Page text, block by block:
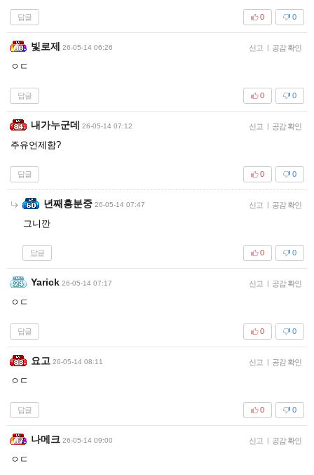
답글 0
0
빛로제 26-05-14 06:26 신고 | 공감 확인
ㅇㄷ
답글 0
0
내가누군데 26-05-14 07:12 신고 | 공감 확인
주유언제함?
답글 0
0
년째흥분중 26-05-14 07:47 신고 | 공감 확인
그니깐
답글 0
0
Yarick 26-05-14 07:17 신고 | 공감 확인
ㅇㄷ
답글 0
0
요고 26-05-14 08:11 신고 | 공감 확인
ㅇㄷ
답글 0
0
나메크 26-05-14 09:00 신고 | 공감 확인
ㅇㄷ